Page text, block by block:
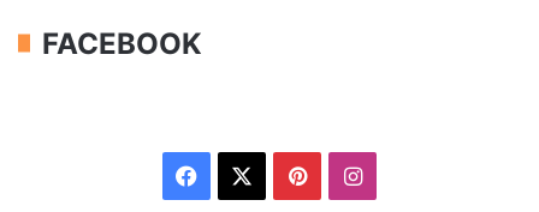
FACEBOOK
Facebook PinterestInstagram